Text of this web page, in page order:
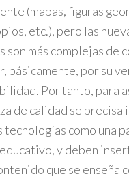
(mapas, figuras
etc.), pero las
son más complejas de
básicamente, por su
Por tanto, para
de calidad se
tecnologías como una
y deben
que se enseña